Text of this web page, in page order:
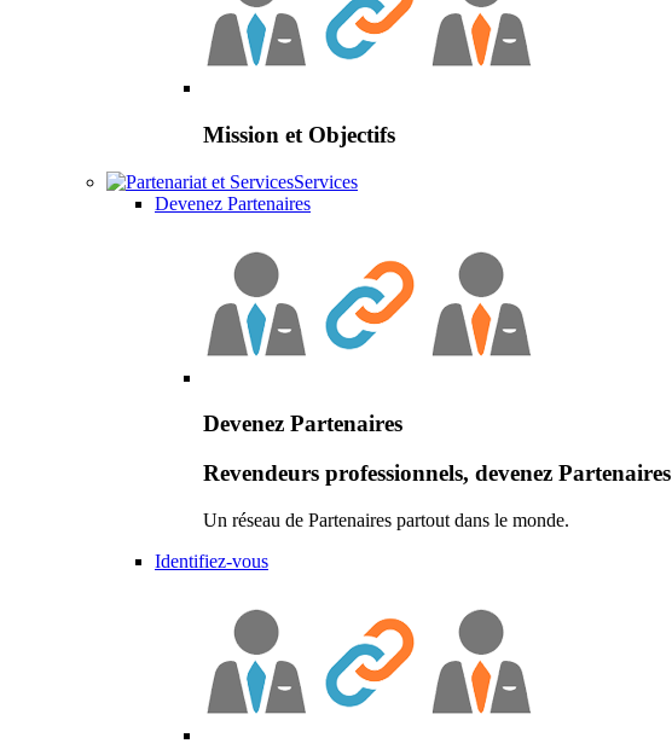
Mission et Objectifs
Services
Devenez Partenaires
Devenez Partenaires
Revendeurs professionnels, devenez Partenaires
Un réseau de Partenaires partout dans le monde.
Identifiez-vous